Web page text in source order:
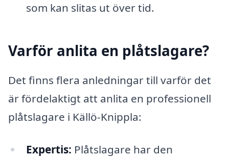
som kan slitas ut över tid.
Varför anlita en plåtslagare?
Det finns flera anledningar till varför det
är fördelaktigt att anlita en professionell
plåtslagare i Källö-Knippla:
Expertis: Plåtslagare har den